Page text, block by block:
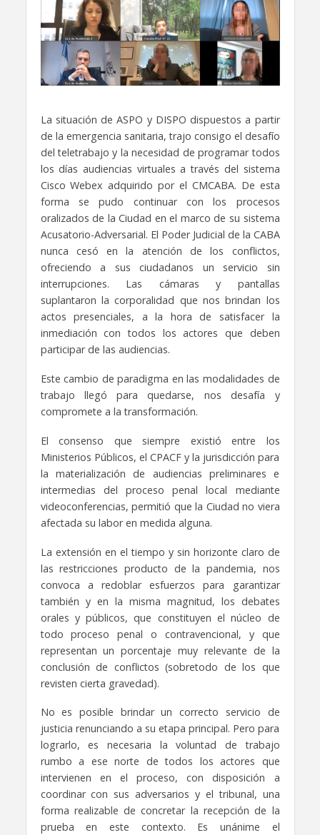
La situación de ASPO y DISPO dispuestos a partir
de la emergencia sanitaria, trajo consigo el desafío
del teletrabajo y la necesidad de programar todos
los días audiencias virtuales a través del sistema
Cisco Webex adquirido por el CMCABA. De esta
forma se pudo continuar con los procesos
oralizados de la Ciudad en el marco de su sistema
Acusatorio-Adversarial. El Poder Judicial de la CABA
nunca cesó en la atención de los conflictos,
ofreciendo a sus ciudadanos un servicio sin
interrupciones. Las cámaras y pantallas
suplantaron la corporalidad que nos brindan los
actos presenciales, a la hora de satisfacer la
inmediación con todos los actores que deben
participar de las audiencias.
Este cambio de paradigma en las modalidades de
trabajo llegó para quedarse, nos desafía y
compromete a la transformación.
El consenso que siempre existió entre los
Ministerios Públicos, el CPACF y la jurisdicción para
la materialización de audiencias preliminares e
intermedias del proceso penal local mediante
videoconferencias, permitió que la Ciudad no viera
afectada su labor en medida alguna.
La extensión en el tiempo y sin horizonte claro de
las restricciones producto de la pandemia, nos
convoca a redoblar esfuerzos para garantizar
también y en la misma magnitud, los debates
orales y públicos, que constituyen el núcleo de
todo proceso penal o contravencional, y que
representan un porcentaje muy relevante de la
conclusión de conflictos (sobretodo de los que
revisten cierta gravedad).
No es posible brindar un correcto servicio de
justicia renunciando a su etapa principal. Pero para
lograrlo, es necesaria la voluntad de trabajo
rumbo a ese norte de todos los actores que
intervienen en el proceso, con disposición a
coordinar con sus adversarios y el tribunal, una
forma realizable de concretar la recepción de la
prueba en este contexto. Es unánime el